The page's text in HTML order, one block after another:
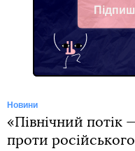
Новини
«Північний потік
проти